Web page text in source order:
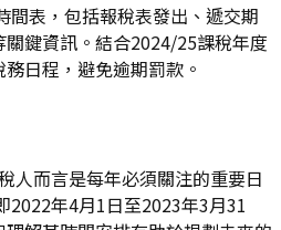
間表，包括報稅表發出、遞交期
鍵資訊。結合2024/25課稅年度
日程，避免逾期罰款。
人而言是每年必須關注的重要日
2022年4月1日至2023年3月31